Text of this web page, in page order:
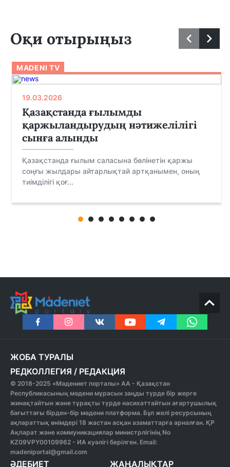
Оқи отырыңыз
MADENI TV
19.03.2026
Қазақстанда ғылымды
қаржыландырудың нәтижелілігі
сынға алынды
Қазақстанда ғылым саласына бөлінетін қаржы
соңғы жылдары айтарлықтай артқанымен, оның
тиімділігі қоғ...
ЖОБА ТУРАЛЫ
РЕДКОЛЛЕГИЯ / РЕДАКЦИЯ
© 2018-2025 «Мәдениет порталы» АА - Қазақстан
Республикасының мәдени мұрасын заңды түрде бір жерге
жинақтайтын және тұрақты түрде насихаттайтын ағартушылық
бағыттағы бірден-бір мәдени платформа. Бұл желі ресурсының
ақпараттық өнімдері 18 жастан асқан азаматтарға арналған. ҚР
Ақпарат және коммуникациялар министрлігінің No
KZ09VPY00109962 - ИА куәлігі берілген. Email:
madeniportal@gmail.com
ӘДЕБИЕТ ЖАҢАЛЫҚТАР